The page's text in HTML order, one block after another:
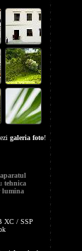
galeria foto!
aparatul
tehnica
lumina
XC / SSP